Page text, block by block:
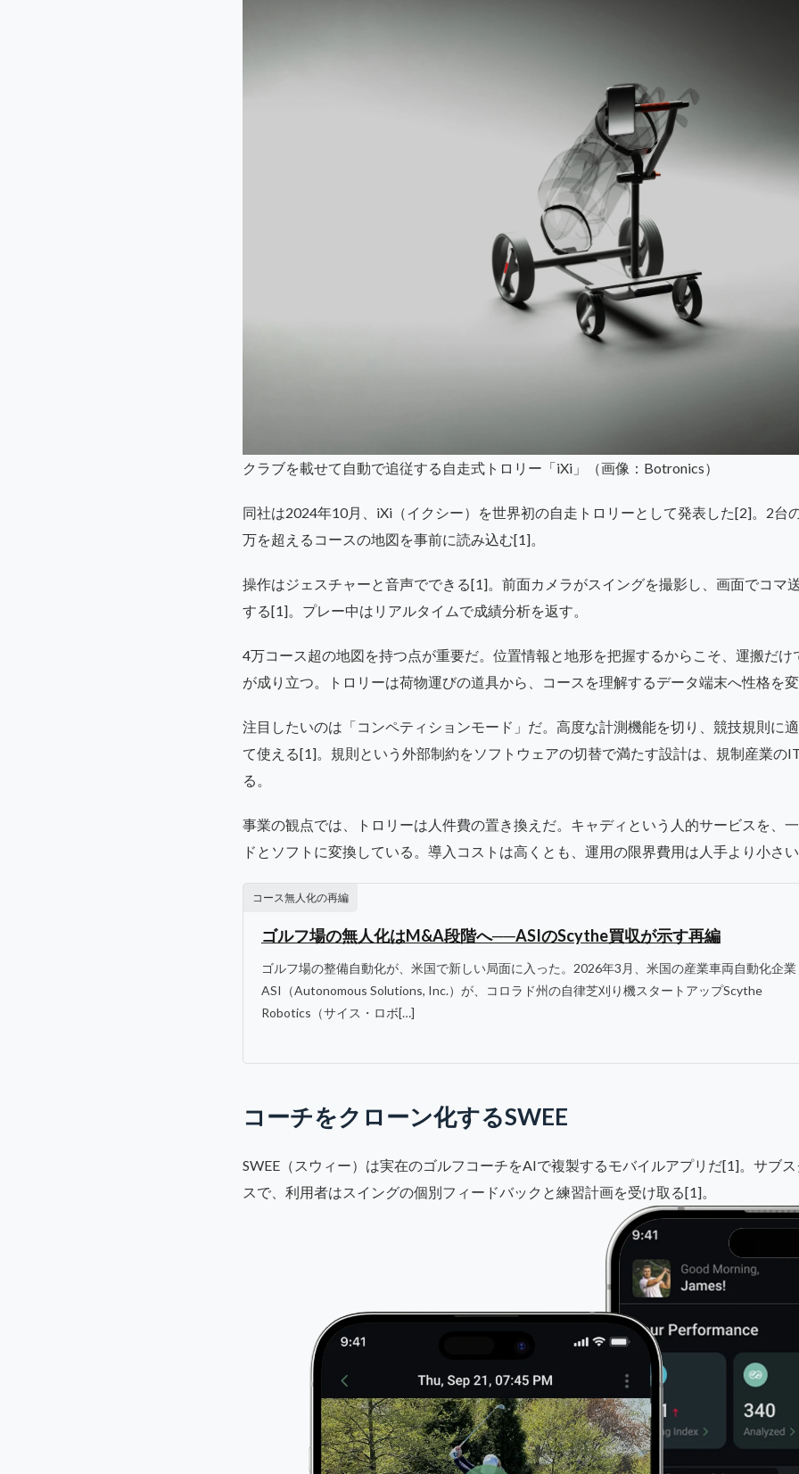
クラブを載せて自動で追従する自走式トロリー「iXi」（画像：Botronics）
同社は2024年10月、iXi（イクシー）を世界初の自走トロリーとして発表した[2]。2台
万を超えるコースの地図を事前に読み込む[1]。
操作はジェスチャーと音声でできる[1]。前面カメラがスイングを撮影し、画面でコマ
する[1]。プレー中はリアルタイムで成績分析を返す。
4万コース超の地図を持つ点が重要だ。位置情報と地形を把握するからこそ、運搬だ
が成り立つ。トロリーは荷物運びの道具から、コースを理解するデータ端末へ性格を変
注目したいのは「コンペティションモード」だ。高度な計測機能を切り、競技規則に適
て使える[1]。規則という外部制約をソフトウェアの切替で満たす設計は、規制産業の
る。
事業の観点では、トロリーは人件費の置き換えだ。キャディという人的サービスを、
ドとソフトに変換している。導入コストは高くとも、運用の限界費用は人手より小さい
コース無人化の再編
ゴルフ場の無人化はM&A段階へ──ASIのScythe買収が示す再編
ゴルフ場の整備自動化が、米国で新しい局面に入った。2026年3月、米国の産業車両自動化企業
ASI（Autonomous Solutions, Inc.）が、コロラド州の自律芝刈り機スタートアップScythe
Robotics（サイス・ロボ[…]
コーチをクローン化するSWEE
SWEE（スウィー）は実在のゴルフコーチをAIで複製するモバイルアプリだ[1]。サブ
スで、利用者はスイングの個別フィードバックと練習計画を受け取る[1]。